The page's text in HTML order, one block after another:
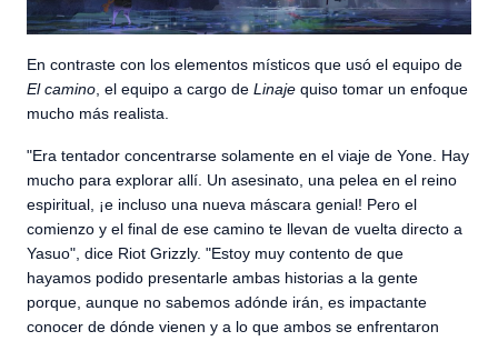
En contraste con los elementos místicos que usó el equipo de
El camino, el equipo a cargo de Linaje quiso tomar un enfoque
mucho más realista.
"Era tentador concentrarse solamente en el viaje de Yone. Hay
mucho para explorar allí. Un asesinato, una pelea en el reino
espiritual, ¡e incluso una nueva máscara genial! Pero el
comienzo y el final de ese camino te llevan de vuelta directo a
Yasuo", dice Riot Grizzly. "Estoy muy contento de que
hayamos podido presentarle ambas historias a la gente
porque, aunque no sabemos adónde irán, es impactante
conocer de dónde vienen y a lo que ambos se enfrentaron